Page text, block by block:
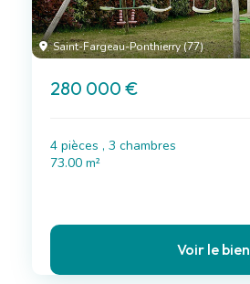
Saint-Fargeau-Ponthierry (77)
280 000 €
4 pièces , 3 chambres
73.00 m²
Voir le bien